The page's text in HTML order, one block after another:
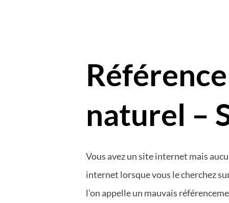
naturel –
Vous avez un site internet mais
internet lorsque vous le cherchez
l’on appelle un mauvais